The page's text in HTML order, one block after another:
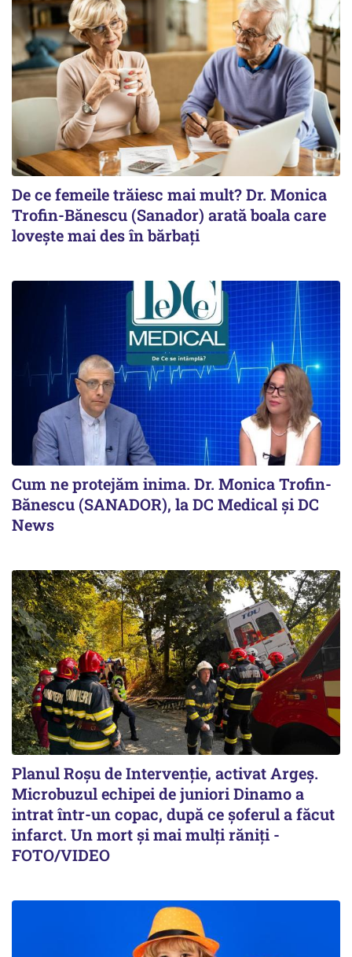
De ce femeile trăiesc mai mult? Dr. Monica
Trofin-Bănescu (Sanador) arată boala care
lovește mai des în bărbați
Cum ne protejăm inima. Dr. Monica Trofin-
Bănescu (SANADOR), la DC Medical și DC
News
Planul Roşu de Intervenţie, activat Argeş.
Microbuzul echipei de juniori Dinamo a
intrat într-un copac, după ce șoferul a făcut
infarct. Un mort și mai mulți răniți -
FOTO/VIDEO